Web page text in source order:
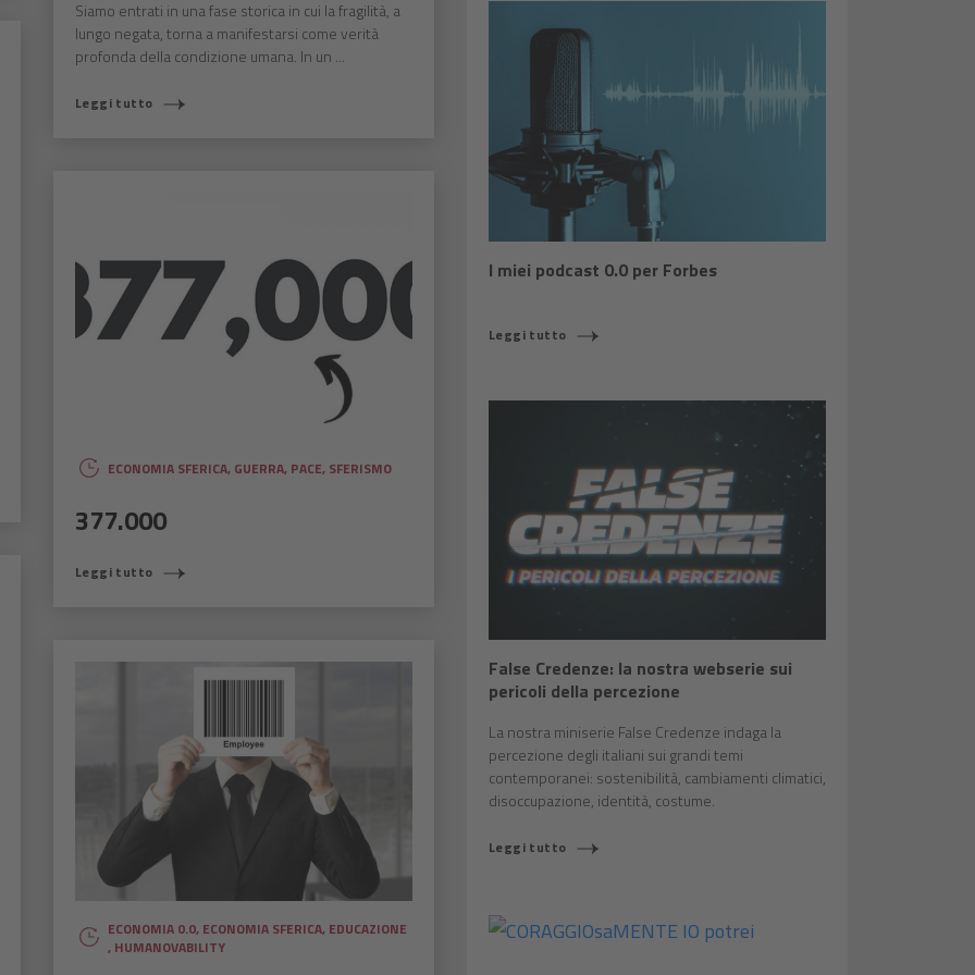
Siamo entrati in una fase storica in cui la fragilità, a
lungo negata, torna a manifestarsi come verità
profonda della condizione umana. In un ...
Leggi tutto
ECONOMIA SFERICA, GUERRA, PACE, SFERISMO
377.000
Leggi tutto
ECONOMIA 0.0, ECONOMIA SFERICA, EDUCAZIONE
, HUMANOVABILITY
I miei podcast 0.0 per Forbes
Leggi tutto
False Credenze: la nostra webserie sui
pericoli della percezione
La nostra miniserie False Credenze indaga la
percezione degli italiani sui grandi temi
contemporanei: sostenibilità, cambiamenti climatici,
disoccupazione, identità, costume.
Leggi tutto